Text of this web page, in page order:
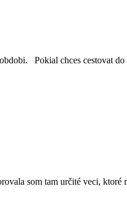
Pokial chces cestovat
som tam určité veci, ktoré